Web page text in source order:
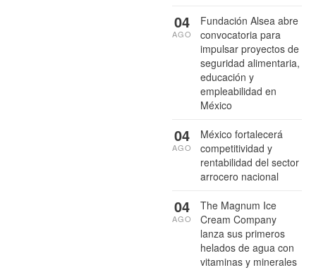
Fundación Alsea abre
convocatoria para
impulsar proyectos de
seguridad alimentaria,
educación y
empleabilidad en
México
04
AGO
México fortalecerá
competitividad y
rentabilidad del sector
arrocero nacional
04
AGO
The Magnum Ice
Cream Company
lanza sus primeros
helados de agua con
vitaminas y minerales
04
AGO